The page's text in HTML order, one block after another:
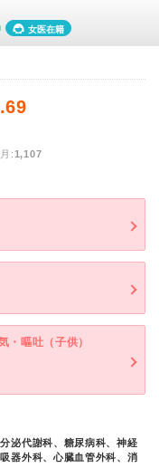
女医在籍
:1,107
・嘔吐（子供）
泌代謝科、糖尿病科、神経
器外科、心臓血管外科、消